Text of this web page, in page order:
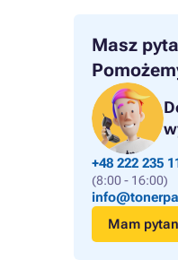
Masz
+48 222 235
(8:00 - 16:00)
Mam